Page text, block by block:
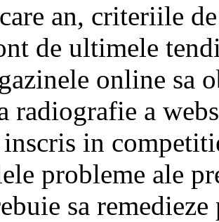
an, criteriile
de ultimele
online sa
radiografie a
in
probleme ale
sa